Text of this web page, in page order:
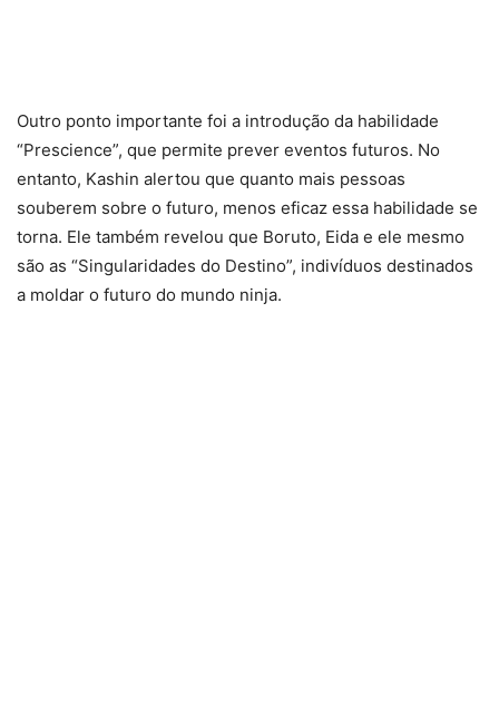
Outro ponto importante foi a introdução da habilidade
“Prescience”, que permite prever eventos futuros. No
entanto, Kashin alertou que quanto mais pessoas
souberem sobre o futuro, menos eficaz essa habilidade se
torna. Ele também revelou que Boruto, Eida e ele mesmo
são as “Singularidades do Destino”, indivíduos destinados
a moldar o futuro do mundo ninja.